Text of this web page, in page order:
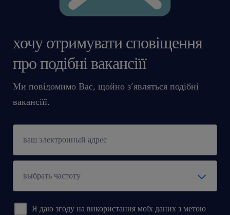
хочу отримувати сповіщення
про подібні вакансіїї
Ми повідомимо Вас, щойно з’являться подібні
вакансіїї.
Я даю згоду на використання моїх даних з метою